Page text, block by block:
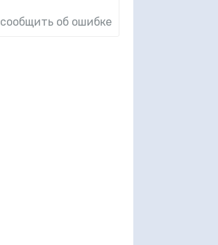
сообщить об ошибке